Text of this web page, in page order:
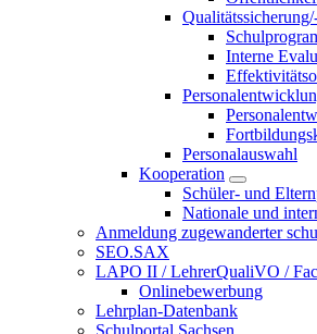
Interne
Personalauswahl
Kooperation
Schüler- und
Nationale und
Anmeldung zugewanderter
SEO.SAX
LAPO II / LehrerQualiVO /
Onlinebewerbung
Lehrplan-Datenbank
Schulportal Sachsen